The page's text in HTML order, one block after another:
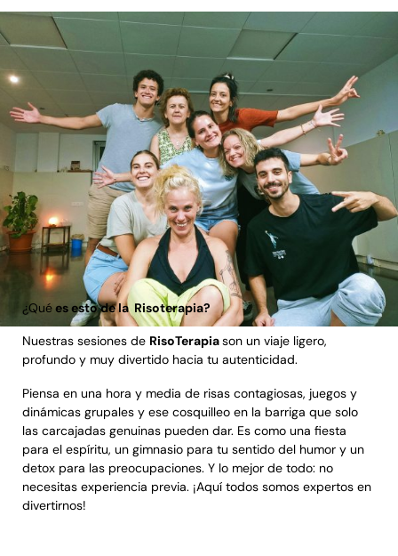
¿Quées esto de la Risoterapia?
Nuestras sesiones de RisoTerapiason un viaje ligero,
profundo y muy divertido hacia tu autenticidad.
Piensa en una hora y media de risas contagiosas, juegos y
dinámicas grupales y ese cosquilleo en la barriga que solo
las carcajadas genuinas pueden dar. Es como una fiesta
para el espíritu, un gimnasio para tu sentido del humor y un
detox para las preocupaciones. Y lo mejor de todo: no
necesitas experiencia previa. ¡Aquí todos somos expertos en
divertirnos!